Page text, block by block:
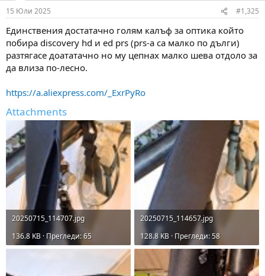
n
s
15 Юли 2025 #1,325
Единствения достатачно голям калъф за оптика който
побира discovery hd и ed prs (prs-a са малко по дълги)
разтягасе доататачно но му цепнах малко шева отдоло за
да влиза по-лесно.
https://a.aliexpress.com/_ExrPyRo
Attachments
20250715_114707.jpg
136.8 KB · Прегледи: 65
20250715_114657.jpg
128.8 KB · Прегледи: 58